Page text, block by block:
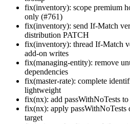
fix(inventory): scope premium
only (#761)
fix(inventory): send If-Match
distribution PATCH
fix(inventory): thread If-Match
add-on writes
fix(managing-entity): remove
dependencies
fix(master-rate): complete
lightweight
fix(nx): add passWithNoTests
fix(nx): apply passWithNoTests
target